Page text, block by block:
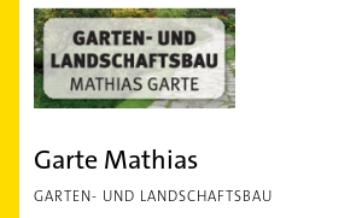
Garte Mathias
GARTEN- UND LANDSCHAFTSBAU